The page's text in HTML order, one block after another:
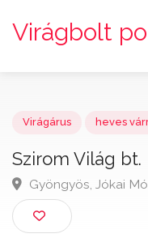
Virágbolt
Szirom Világ bt.
Gyöngyös, Jókai